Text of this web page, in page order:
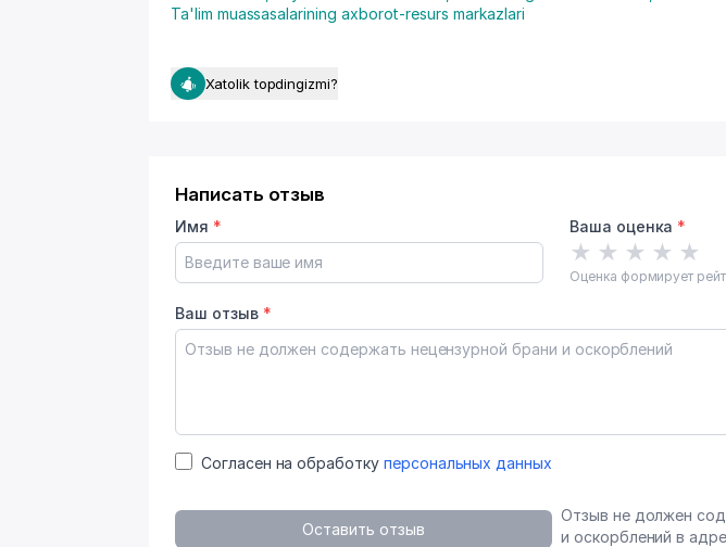
Ta'lim muassasalarining axborot-resurs markazlari
Xatolik topdingizmi?
Написать отзыв
Имя * Ваша оценка *
★ ★ ★ ★ ★
Оценка формирует
Ваш отзыв *
Согласен на обработку персональных данных
Оставить отзыв
Отзыв не должен
и оскорблений в